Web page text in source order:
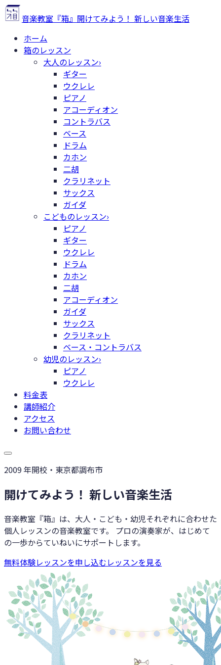
音楽教室『箱』 開けてみよう！ 新しい音楽生活
ホーム
箱のレッスン
大人のレッスン›
ギター
ウクレレ
ピアノ
アコーディオン
コントラバス
ベース
ドラム
カホン
二胡
クラリネット
サックス
ガイダ
こどものレッスン›
ピアノ
ギター
ウクレレ
ドラム
カホン
二胡
アコーディオン
ガイダ
サックス
クラリネット
ベース・コントラバス
幼児のレッスン›
ピアノ
ウクレレ
料金表
講師紹介
アクセス
お問い合わせ
2009年開校・東京都調布市
開けてみよう！ 新しい音楽生活
音楽教室『箱』 は、大人・こども・幼児それぞれに合わせた
個人レッスンの音楽教室です。 プロの演奏家が、はじめて
の一歩からていねいにサポートします。
無料体験レッスンを申し込むレッスンを見る